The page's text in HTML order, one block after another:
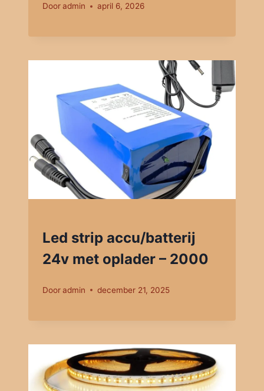
Dooradmin april 6, 2026
Led strip accu/batterij
24v met oplader – 2000
Dooradmin december 21, 2025